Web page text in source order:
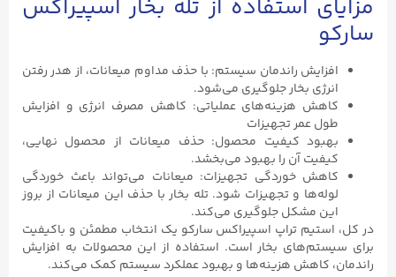
مزایای استفاده از تله بخار اسپیراکس
سارکو
افزایش راندمان سیستم: با حذف مداوم میعانات، از هدر رفتن
انرژی بخار جلوگیری می‌شود.
کاهش هزینه‌های عملیاتی: کاهش مصرف انرژی و افزایش
طول عمر تجهیزات
بهبود کیفیت محصول: حذف میعانات از محصول نهایی،
کیفیت آن را بهبود می‌بخشد.
کاهش خوردگی تجهیزات: میعانات می‌تواند باعث خوردگی
لوله‌ها و تجهیزات شود. تله بخار با حذف این میعانات از بروز
این مشکل جلوگیری می‌کند.
در کل، استیم تراپ اسپیراکس سارکو یک انتخاب مطمئن و باکیفیت
برای سیستم‌های بخار است. استفاده از این محصولات به افزایش
راندمان، کاهش هزینه‌ها و بهبود عملکرد سیستم کمک می‌کند.